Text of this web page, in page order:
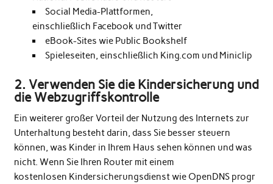
Social Media-Plattformen,
einschließlich Facebook undTwitter
eBook-Sites wie Public Bookshelf
Spieleseiten, einschließlich King.com und Miniclip
2. Verwenden Sie die Kindersicherung und
die Webzugriffskontrolle
Ein weiterer großer Vorteil der Nutzung des Internets zur
Unterhaltung besteht darin, dass Sie besser steuern
können, was Kinder in Ihrem Haus sehen können und was
nicht. Wenn Sie Ihren Router mit einem
kostenlosen Kindersicherungsdienstwie OpenDNSprogr